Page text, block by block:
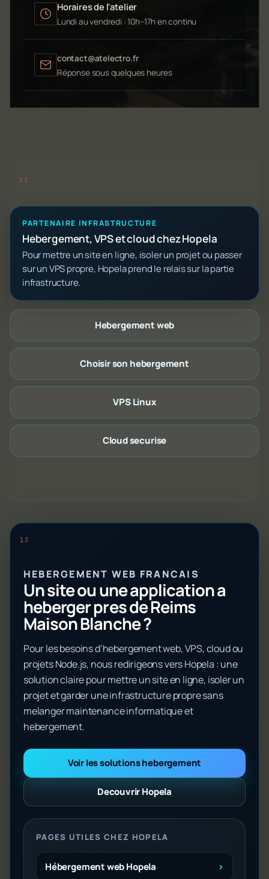
Horaires de l'atelier
Lundi au vendredi : 10h–17h en continu
contact@atelectro.fr
Réponse sous quelques heures
PARTENAIRE INFRASTRUCTURE
Hebergement, VPS et cloud chez Hopela
Pour mettre un site en ligne, isoler un projet ou passer
sur un VPS propre, Hopela prend le relais sur la partie
infrastructure.
Hebergement web
Choisir son hebergement
VPS Linux
Cloud securise
HEBERGEMENT WEB FRANCAIS
Un site ou une application a
heberger pres de Reims
Maison Blanche ?
Pour les besoins d’hebergement web, VPS, cloud ou
projets Node.js, nous redirigeons vers Hopela : une
solution claire pour mettre un site en ligne, isoler un
projet et garder une infrastructure propre sans
melanger maintenance informatique et
hebergement.
Voir les solutions hebergement
Decouvrir Hopela
PAGES UTILES CHEZ HOPELA
Hébergement web Hopela